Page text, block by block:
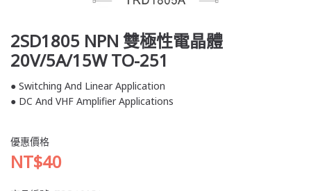
2SD1805 NPN 雙極性電晶體
20V/5A/15W TO-251
● Switching And Linear Application
● DC And VHF Amplifier Applications
優惠價格
NT$40